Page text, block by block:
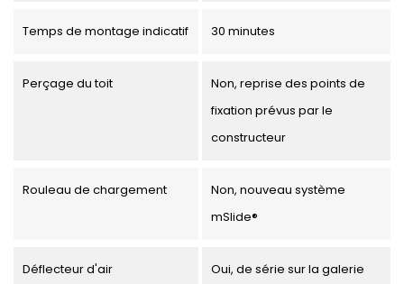
Temps de montage indicatif 30 minutes
Perçage du toit
Non, reprise des points de
fixation prévus par le
constructeur
Rouleau de chargement
Non, nouveau système
mSlide®
Déflecteur d'air Oui, de série sur la galerie